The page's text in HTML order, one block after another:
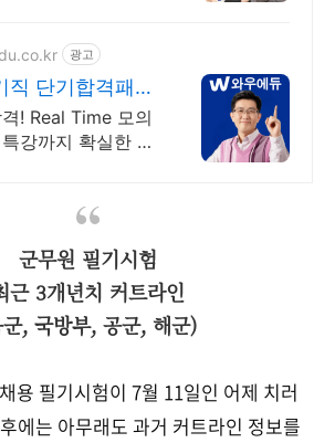
광고
직 단기합격패스
노트 무료제공
! Real Time 모의
강까지 확실한 합
군무원 필기시험
근 3개년치 커트라인
, 국방부, 공군, 해군)
용 필기시험이 7월 11일인 어제 치러
에는 아무래도 과거 커트라인 정보를